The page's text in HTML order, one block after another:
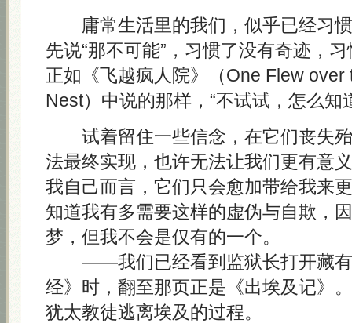
庸常生活里的我们，似乎已经习惯
先说“那不可能”，习惯了没有奇迹，
正如《飞越疯人院》（One Flew over
Nest）中说的那样，“不试试，怎么知
试着留住一些信念，在它们丧失殆
法最终实现，也许无法让我们更有
我自己而言，它们只会愈加带给我来
知道我有多需要这样的虚伪与自欺，
梦，但我不会是仅有的一个。
——我们已经看到监狱长打开藏有
经》时，翻至那页正是《出埃及记》
犹太教徒逃离埃及的过程。